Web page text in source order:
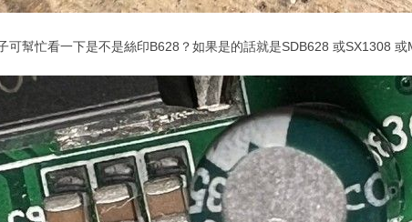
可幫忙看一下是不是絲印B628？如果是的話就是SDB628 或SX1308 或